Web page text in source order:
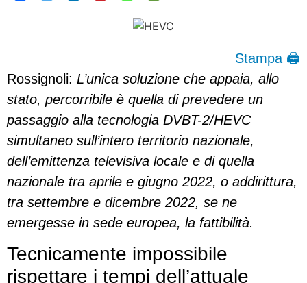
Stampa 🖨
Rossignoli: L’unica soluzione che appaia, allo
stato, percorribile è quella di prevedere un
passaggio alla tecnologia DVBT-2/HEVC
simultaneo sull’intero territorio nazionale,
dell’emittenza televisiva locale e di quella
nazionale tra aprile e giugno 2022, o addirittura,
tra settembre e dicembre 2022, se ne
emergesse in sede europea, la fattibilità.
Tecnicamente impossibile
rispettare i tempi dell’attuale